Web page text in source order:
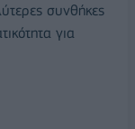
συνθήκες
για